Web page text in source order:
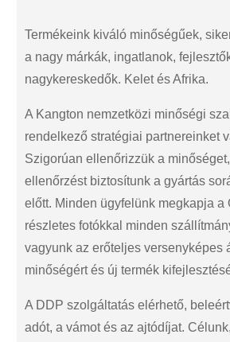
Termékeink kiváló minőségűek,
a nagy márkák, ingatlanok,
nagykereskedők. Kelet és Afrika.
A Kangton nemzetközi minőségi
rendelkező stratégiai partnereinket
Szigorúan ellenőrizzük a
ellenőrzést biztosítunk a gyártás
előtt. Minden ügyfelünk megkapja a
részletes fotókkal minden
vagyunk az erőteljes versenyképes
minőségért és új termék
A DDP szolgáltatás elérhető,
adót, a vámot és az ajtódíjat.